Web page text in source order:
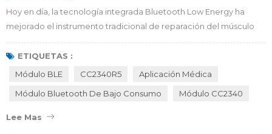
Hoy en día, la tecnología integrada Bluetooth Low Energy ha
mejorado el instrumento tradicional de reparación del músculo
del piso pélvico de un solo modo a un modo inteligente de
circuito cerrado con ejercicio físico, retroalimentación inteligente
y actualización de enfermería, lo que hace que el dispositivo de la
muscular del suelo p...
ETIQUETAS :
Módulo BLE
CC2340R5
Aplicación Médica
Módulo Bluetooth De Bajo Consumo
Módulo CC2340
Lee Mas